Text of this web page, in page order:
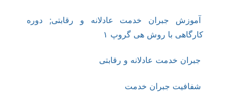
آموزش جبران خدمت عادلانه و رقابتی; دوره
کارگاهی با روش هی گروپ ۱
جبران خدمت عادلانه و رقابتی
شفافیت جبران خدمت